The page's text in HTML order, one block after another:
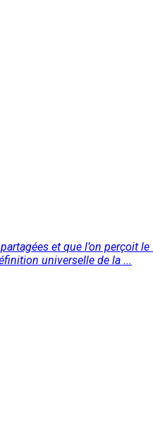
et que l’on perçoit
universelle de la ...